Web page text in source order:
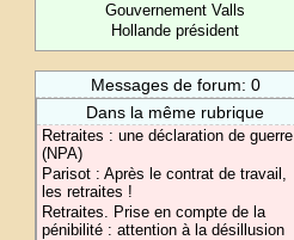
Gouvernement Valls
Hollande président
Messages de forum: 0
Dans la même rubrique
Retraites : une déclaration de guerre
(NPA)
Parisot : Après le contrat de travail,
les retraites !
Retraites. Prise en compte de la
pénibilité : attention à la désillusion